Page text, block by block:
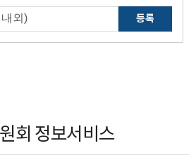
등록
회 정보서비스